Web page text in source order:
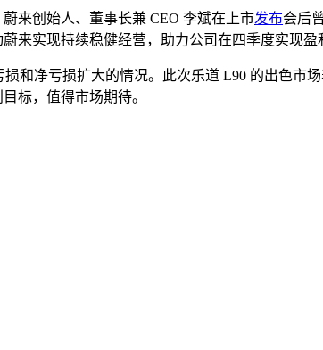
来创始人、董事长兼 CEO 李斌在上市发布会后
来实现持续稳健经营，助力公司在四季度实现盈
净亏损扩大的情况。此次乐道 L90 的出色市
标，值得市场期待。